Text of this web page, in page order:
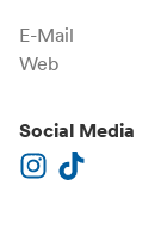
E-Mail
Web
Social Media